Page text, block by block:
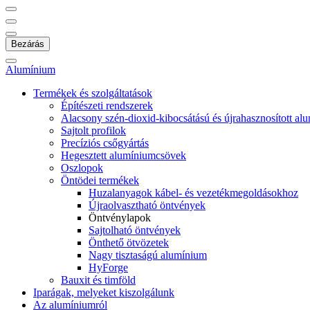
Bezárás
Alumínium
Termékek és szolgáltatások
Építészeti rendszerek
Alacsony szén-dioxid-kibocsátású és újrahasznosított
Sajtolt profilok
Precíziós csőgyártás
Hegesztett alumíniumcsövek
Oszlopok
Öntödei termékek
Huzalanyagok kábel- és vezetékmegoldásokhoz
Újraolvasztható öntvények
Öntvénylapok
Sajtolható öntvények
Önthető ötvözetek
Nagy tisztaságú alumínium
HyForge
Bauxit és timföld
Iparágak, melyeket kiszolgálunk
Az alumíniumról